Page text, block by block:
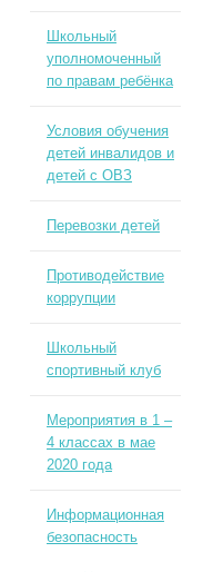
Школьный
уполномоченный
по правам ребёнка
Условия обучения
детей инвалидов и
детей с ОВЗ
Перевозки детей
Противодействие
коррупции
Школьный
спортивный клуб
Мероприятия в 1 –
4 классах в мае
2020 года
Информационная
безопасность